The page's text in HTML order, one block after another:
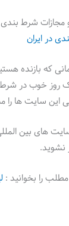
شرط بندی
در ایران
که بازنده
روز خوب در
سایت ها را
های بین
نشوید.
مطلب را بخوانید :